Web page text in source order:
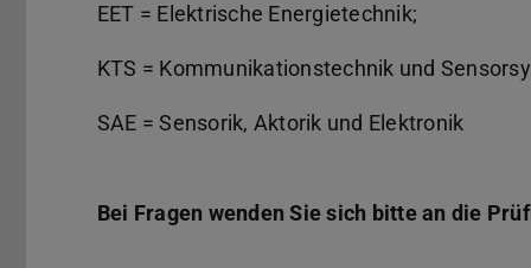
EET = Elektrische Energietechnik;
KTS = Kommunikationstechnik und
SAE = Sensorik, Aktorik und Elektronik
Bei Fragen wenden Sie sich bitte an die